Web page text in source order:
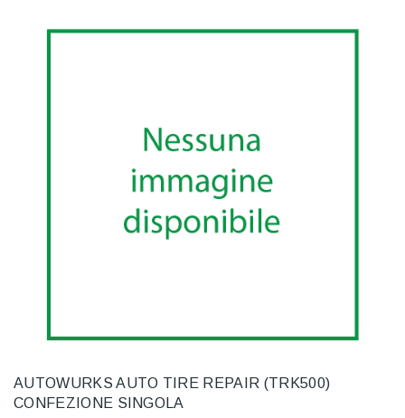
AUTOWURKS AUTO TIRE REPAIR (TRK500)
CONFEZIONE SINGOLA